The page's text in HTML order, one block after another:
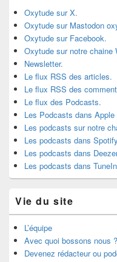
Oxytude sur X.
Oxytude sur Mastodon
Oxytude sur Facebook.
Oxytude sur notre chaine
Newsletter.
Le flux RSS des articles.
Le flux RSS des
Le flux des Podcasts.
Les Podcasts dans
Les podcasts sur notre
Les podcasts dans
Les podcasts dans
Les podcasts dans
Vie du site
L’équipe
Avec quoi bossons nous ?
Devenez rédacteur ou